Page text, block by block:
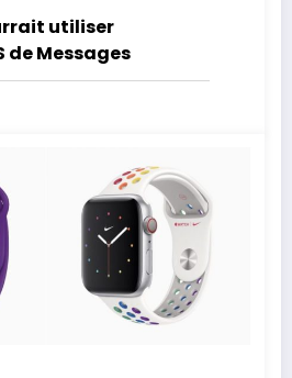
utiliser
de Messages